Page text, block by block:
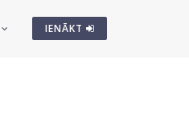
IENĀKT